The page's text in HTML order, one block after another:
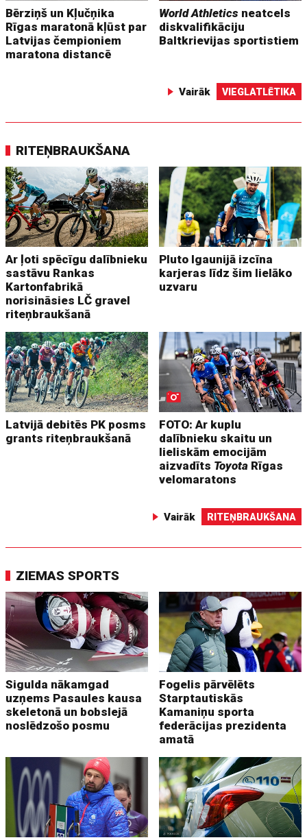
Bērziņš un Kļučņika
Rīgas maratonā kļūst par
Latvijas čempioniem
maratona distancē
World Athletics neatcels
diskvalifikāciju
Baltkrievijas sportistiem
Vairāk VIEGLATLĒTIKA
RITEŅBRAUKŠANA
Ar ļoti spēcīgu dalībnieku
sastāvu Rankas
Kartonfabrikā
norisināsies LČ gravel
riteņbraukšanā
Pluto Igaunijā izcīna
karjeras līdz šim lielāko
uzvaru
Latvijā debitēs PK posms
grants riteņbraukšanā
FOTO: Ar kuplu
dalībnieku skaitu un
lieliskām emocijām
aizvadīts Toyota Rīgas
velomaratons
Vairāk RITEŅBRAUKŠANA
ZIEMAS SPORTS
Sigulda nākamgad
uzņems Pasaules kausa
skeletonā un bobslejā
noslēdzošo posmu
Fogelis pārvēlēts
Starptautiskās
Kamaniņu sporta
federācijas prezidenta
amatā